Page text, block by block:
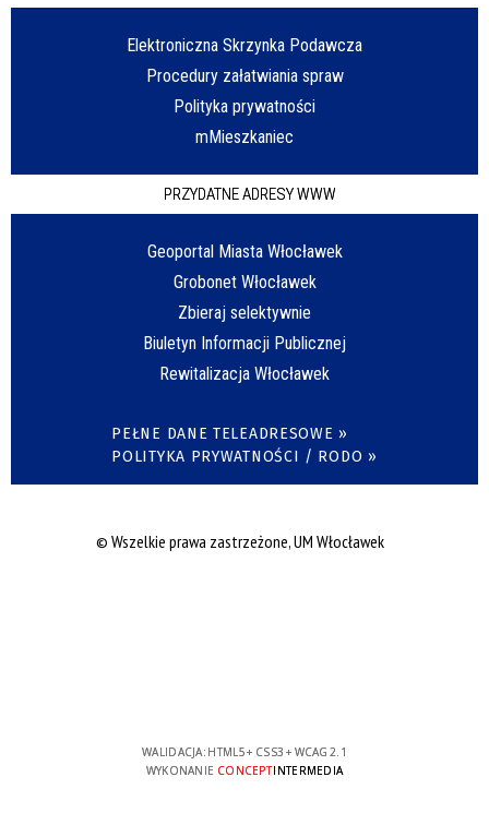
Elektroniczna Skrzynka Podawcza
Procedury załatwiania spraw
Polityka prywatności
mMieszkaniec
PRZYDATNE ADRESY WWW
Geoportal Miasta Włocławek
Grobonet Włocławek
Zbieraj selektywnie
Biuletyn Informacji Publicznej
Rewitalizacja Włocławek
PEŁNE DANE TELEADRESOWE »
POLITYKA PRYWATNOŚCI / RODO »
© Wszelkie prawa zastrzeżone, UM Włocławek
WALIDACJA: HTML5+ CSS3 + WCAG 2.1
WYKONANIE CONCEPTINTERMEDIA